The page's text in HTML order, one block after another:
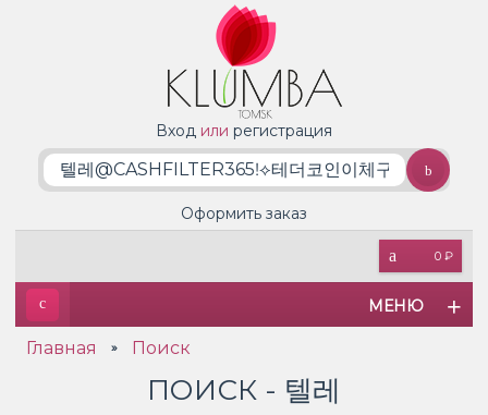
Вход или регистрация
0 ₽
Оформить заказ
МЕНЮ
Главная » Поиск
ПОИСК - 텔레